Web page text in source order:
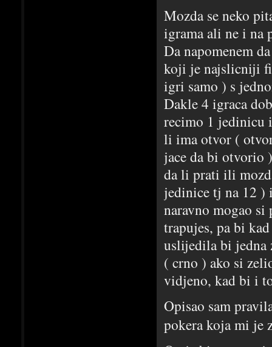
Mozda se neko
igrama ali ne i na
Da napomenem
koji je najslicniji
igri samo ) s
Dakle 4 igraca
recimo 1 jedinicu
li ima otvor (
jace da bi otvorio
da li prati ili
jedinice tj na 12 )
naravno mogao
trapujes, pa bi
uslijedila bi jedna
( crno ) ako si
vidjeno, kad bi i
Opisao sam
pokera koja mi